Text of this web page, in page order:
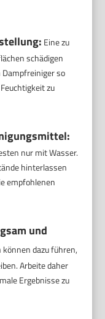
Eine zu
schädigen
Dampfreiniger so
zu
nur mit Wasser.
hinterlassen
empfohlenen
und
dazu führen,
Arbeite daher
Ergebnisse zu